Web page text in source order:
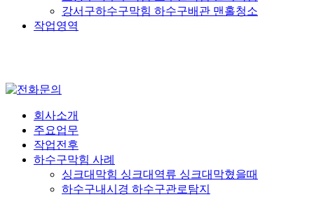
강서구하수구막힘 하수구배관 맨홀청소
작업영역
회사소개
주요업무
작업전후
하수구막힘 사례
싱크대막힘 싱크대역류 싱크대막혔을때
하수구내시경 하수구관로탐지